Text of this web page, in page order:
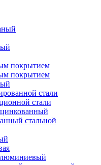
покрытием
покрытием
стали
стали
стальной